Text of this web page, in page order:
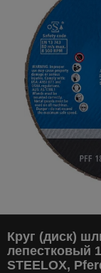
Круг (диск)
лепестковый
STEELOX,